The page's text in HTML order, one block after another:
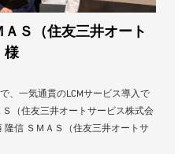
Ｓ（住友三井オート
様
、一気通貫のLCMサービス導入で
（住友三井オートサービス株式会
隆信 ＳＭＡＳ（住友三井オートサ